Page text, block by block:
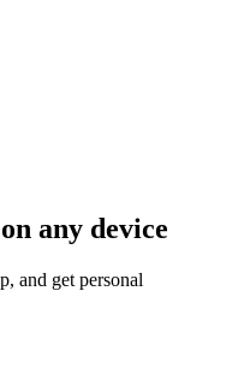
any device
and get personal